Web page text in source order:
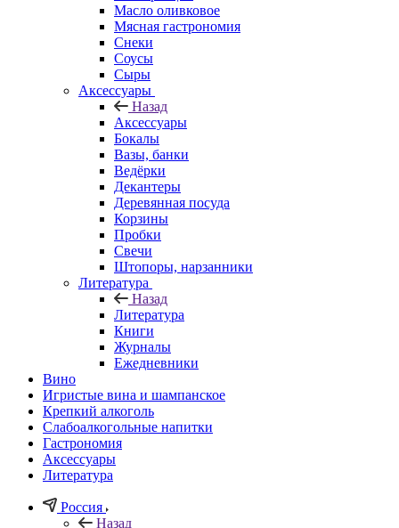
Масло оливковое
Мясная гастрономия
Снеки
Соусы
Сыры
Аксессуары
Назад
Аксессуары
Бокалы
Вазы, банки
Ведёрки
Декантеры
Деревянная посуда
Корзины
Пробки
Свечи
Штопоры, нарзанники
Литература
Назад
Литература
Книги
Журналы
Ежедневники
Вино
Игристые вина и шампанское
Крепкий алкоголь
Слабоалкогольные напитки
Гастрономия
Аксессуары
Литература
Россия
Назад